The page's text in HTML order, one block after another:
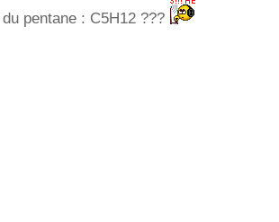
pentane : C5H12 ???